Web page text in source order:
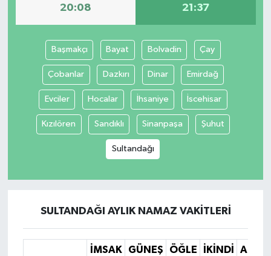
20:08 21:37
Başmakçı Bayat Bolvadin Çay
Çobanlar Dazkırı Dinar Emirdağ
Evciler Hocalar İhsaniye İscehisar
Kızılören Sandıklı Sinanpaşa Şuhut
Sultandağı
SULTANDAĞI AYLIK NAMAZ VAKITLERI
İMSAK GÜNEŞ ÖĞLE İKINDI